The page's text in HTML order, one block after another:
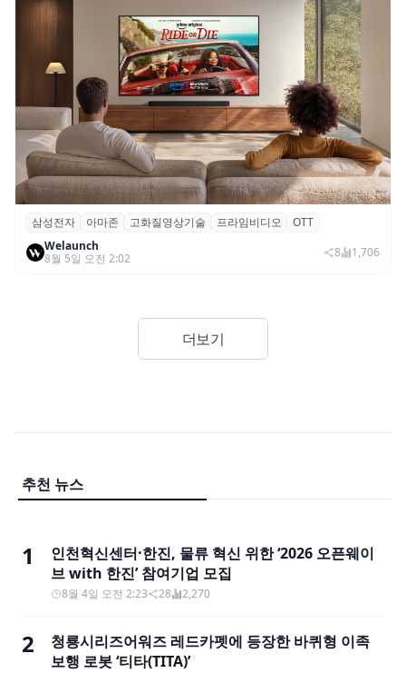
삼성전자·아마존, 프라임 비디오에 ‘HDR10+
어드밴스드’ 적용
삼성전자 아마존 고화질영상기술 프라임비디오
OTT
Welaunch
8월 5일 오전 2:02
8 1,706
더보기
추천 뉴스
1
인천혁신센터·한진, 물류 혁신 위한 ‘2026 오픈웨이
브 with 한진’ 참여기업 모집
8월 4일 오전 2:23 28 2,270
2
청룡시리즈어워즈 레드카펫에 등장한 바퀴형 이족
보행 로봇 ‘티타(TITA)’